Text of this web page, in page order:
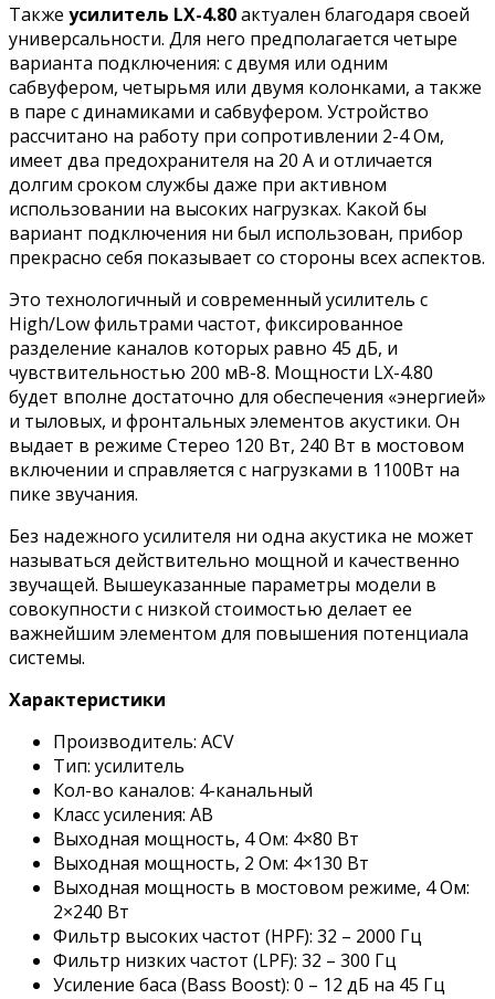
Также усилитель LX-4.80актуален благодаря своей
универсальности. Для него предполагается четыре
варианта подключения: с двумя или одним
сабвуфером, четырьмя или двумя колонками, а также
в паре с динамиками и сабвуфером. Устройство
рассчитано на работу при сопротивлении 2-4 Ом,
имеет два предохранителя на 20 А и отличается
долгим сроком службы даже при активном
использовании на высоких нагрузках. Какой бы
вариант подключения ни был использован, прибор
прекрасно себя показывает со стороны всех аспектов.
Это технологичный и современный усилитель с
High/Low фильтрами частот, фиксированное
разделение каналов которых равно 45 дБ, и
чувствительностью 200 мВ-8. Мощности LX-4.80
будет вполне достаточно для обеспечения «энергией»
и тыловых, и фронтальных элементов акустики. Он
выдает в режиме Стерео 120 Вт, 240 Вт в мостовом
включении и справляется с нагрузками в 1100Вт на
пике звучания.
Без надежного усилителя ни одна акустика не может
называться действительно мощной и качественно
звучащей. Вышеуказанные параметры модели в
совокупности с низкой стоимостью делает ее
важнейшим элементом для повышения потенциала
системы.
Характеристики
Производитель: ACV
Тип: усилитель
Кол-во каналов: 4-канальный
Класс усиления: AB
Выходная мощность, 4 Ом: 4×80 Вт
Выходная мощность, 2 Ом: 4×130 Вт
Выходная мощность в мостовом режиме, 4 Ом:
2×240 Вт
Фильтр высоких частот (HPF): 32 – 2000 Гц
Фильтр низких частот (LPF): 32 – 300 Гц
Усиление баса (Bass Boost): 0 – 12 дБ на 45 Гц